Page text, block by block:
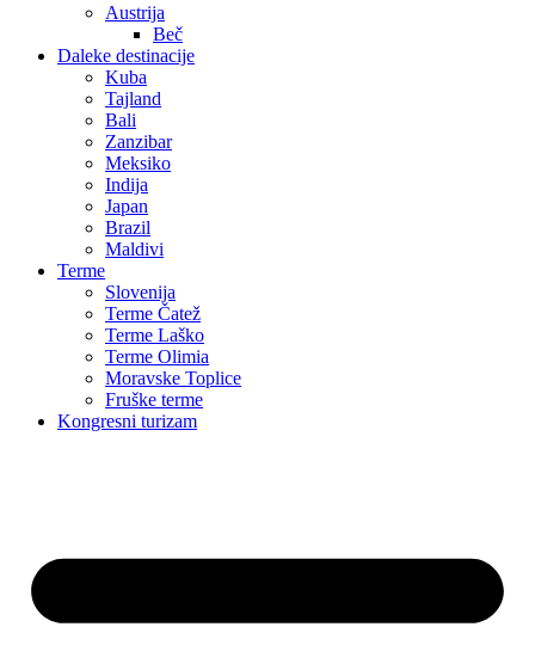
Austrija
Beč
Daleke destinacije
Kuba
Tajland
Bali
Zanzibar
Meksiko
Indija
Japan
Brazil
Maldivi
Terme
Slovenija
Terme Čatež
Terme Laško
Terme Olimia
Moravske Toplice
Fruške terme
Kongresni turizam